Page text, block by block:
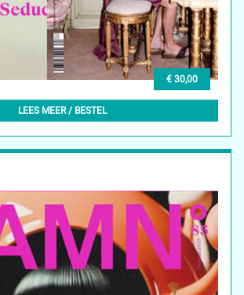
€ 30,00
2023 + DAMN° 82 - SUMMER 2022
LEES MEER / BESTEL